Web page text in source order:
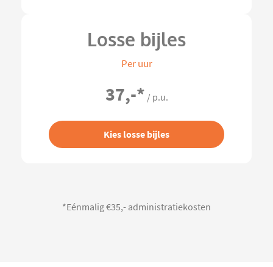
Losse bijles
Per uur
37,-* / p.u.
Kies losse bijles
*Eénmalig €35,- administratiekosten